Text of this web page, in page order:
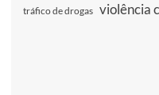
tráfico de drogas violência